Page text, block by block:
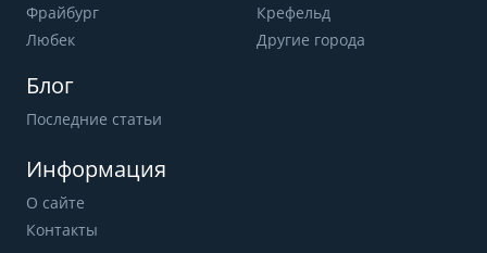
Фрайбург
Крефельд
Любек
Другие города
Блог
Последние статьи
Информация
О сайте
Контакты